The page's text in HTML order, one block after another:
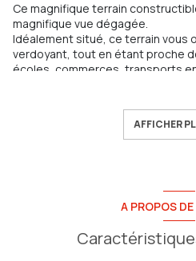
Ce magnifique terrain
magnifique vue dégagée.
Idéalement situé, ce terrain vous
verdoyant, tout en étant proche
écoles, commerces, transports
Ce terrain permet la construction
d'environ 84 m² avec jardin,
Ce terrain bénéficie d'un permis
recours pour une maison
2020. Il offre la possibilité de
LIBRE CONSTRUCTEUR !!!
AFFICHER
A PROPOS